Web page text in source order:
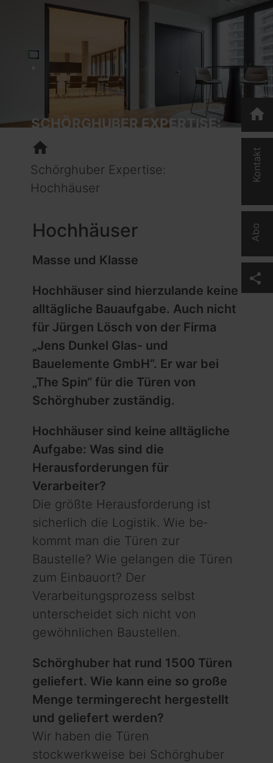
home
Kontakt
Abo
share
SCHÖRGHUBER EXPERTISE:
home
Schörghuber Expertise:
Hochhäuser
Hochhäuser
Masse und Klasse
Hochhäuser sind hierzulande keine
alltägliche Bauaufgabe. Auch nicht
für Jürgen Lösch von der Firma
„Jens Dunkel Glas- und
Bauelemente GmbH“. Er war bei
„The Spin“ für die Türen von
Schörghuber zuständig.
Hochhäuser sind keine alltägliche
Aufgabe: Was sind die
Herausforderungen für
Verarbeiter?
Die größte Herausforderung ist
sicherlich die Logistik. Wie be­­
kommt man die Türen zur
Baustelle? Wie gelangen die Türen
zum Ein­bauort? Der
Verarbeitungsprozess selbst
unterscheidet sich nicht von
gewöhnlichen Baustellen.
Schörghuber hat rund 1500 Türen
geliefert. Wie kann eine so große
Menge termingerecht hergestellt
und geliefert werden?
Wir haben die Türen
stockwerkweise bei Schörghuber